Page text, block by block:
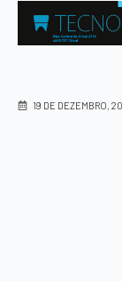
19 DE DEZEMBRO,